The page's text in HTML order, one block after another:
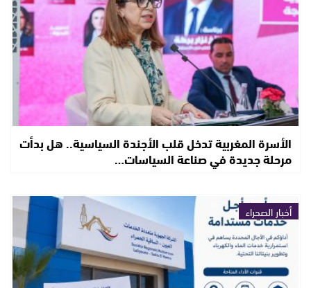
الأسرة المغربية تدخل قلب الأجندة السياسية.. هل بدأت
مرحلة جديدة في صناعة السياسات…
أخبار الصحراء